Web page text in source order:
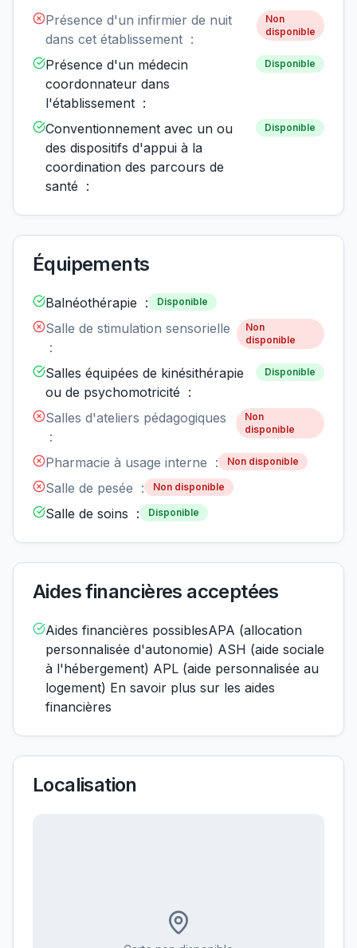
Présence d'un infirmier de nuit
dans cet établissement :
Non
disponible
Présence d'un médecin
coordonnateur dans
l'établissement :
Disponible
Conventionnement avec un ou
des dispositifs d'appui à la
coordination des parcours de
santé :
Disponible
Équipements
Balnéothérapie : Disponible
Salle de stimulation sensorielle
:
Non
disponible
Salles équipées de kinésithérapie
ou de psychomotricité :
Disponible
Salles d'ateliers pédagogiques
:
Non
disponible
Pharmacie à usage interne : Non disponible
Salle de pesée : Non disponible
Salle de soins : Disponible
Aides financières acceptées
Aides financières possiblesAPA (allocation
personnalisée d'autonomie) ASH (aide sociale
à l'hébergement) APL (aide personnalisée au
logement) En savoir plus sur les aides
financières
Localisation